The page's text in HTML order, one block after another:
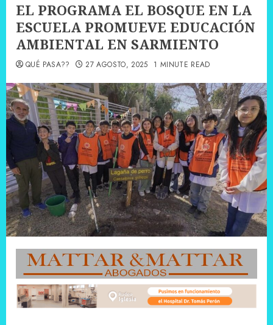
EL PROGRAMA EL BOSQUE EN LA
ESCUELA PROMUEVE EDUCACIÓN
AMBIENTAL EN SARMIENTO
QUÉ PASA?? 27 AGOSTO, 2025 1 MINUTE READ